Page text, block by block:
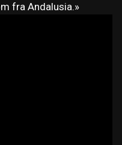
fra Andalusia.»